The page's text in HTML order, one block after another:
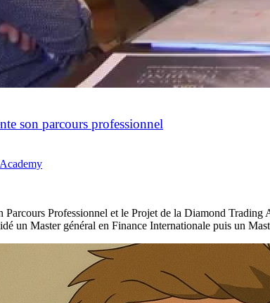
son parcours professionnel
Professionnel et le Projet de la Diamond Trading
un Master général en Finance Internationale puis un